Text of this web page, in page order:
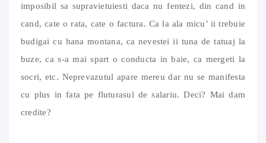
imposibil sa supravietuiesti daca nu fentezi, din cand in
cand, cate o rata, cate o factura. Ca la ala micu’ ii trebuie
budigai cu hana montana, ca nevestei ii tuna de tatuaj la
buze, ca s-a mai spart o conducta in baie, ca mergeti la
socri, etc. Neprevazutul apare mereu dar nu se manifesta
cu plus in fata pe fluturasul de salariu. Deci? Mai dam
credite?